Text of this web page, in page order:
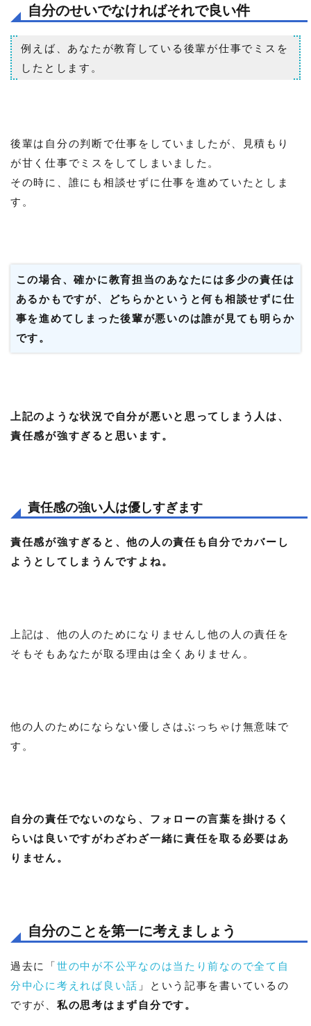
自分のせいでなければそれで良い件
例えば、あなたが教育している後輩が仕事でミスを
したとします。
後輩は自分の判断で仕事をしていましたが、見積もり
が甘く仕事でミスをしてしまいました。
その時に、誰にも相談せずに仕事を進めていたとしま
す。
この場合、確かに教育担当のあなたには多少の責任は
あるかもですが、どちらかというと何も相談せずに仕
事を進めてしまった後輩が悪いのは誰が見ても明らか
です。
上記のような状況で自分が悪いと思ってしまう人は、
責任感が強すぎると思います。
責任感の強い人は優しすぎます
責任感が強すぎると、他の人の責任も自分でカバーし
ようとしてしまうんですよね。
上記は、他の人のためになりませんし他の人の責任を
そもそもあなたが取る理由は全くありません。
他の人のためにならない優しさはぶっちゃけ無意味で
す。
自分の責任でないのなら、フォローの言葉を掛けるく
らいは良いですがわざわざ一緒に責任を取る必要はあ
りません。
自分のことを第一に考えましょう
過去に「世の中が不公平なのは当たり前なので全て自
分中心に考えれば良い話 」という記事を書いているの
ですが、 私の思考はまず自分です。